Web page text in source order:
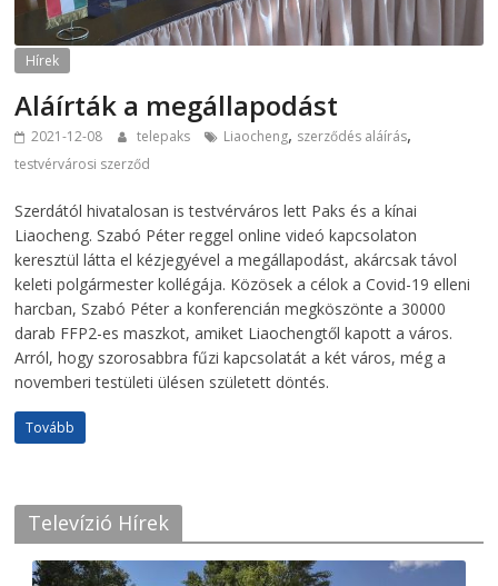
Hírek
Aláírták a megállapodást
2021-12-08 telepaks Liaocheng, szerződés aláírás,
testvérvárosi szerződ
Szerdától hivatalosan is testvérváros lett Paks és a kínai
Liaocheng. Szabó Péter reggel online videó kapcsolaton
keresztül látta el kézjegyével a megállapodást, akárcsak távol
keleti polgármester kollégája. Közösek a célok a Covid-19 elleni
harcban, Szabó Péter a konferencián megköszönte a 30000
darab FFP2-es maszkot, amiket Liaochengtől kapott a város.
Arról, hogy szorosabbra fűzi kapcsolatát a két város, még a
novemberi testületi ülésen született döntés.
Tovább
Televízió Hírek